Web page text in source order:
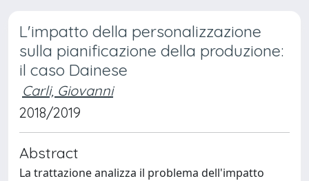
L'impatto della personalizzazione
sulla pianificazione della produzione:
il caso Dainese
Carli, Giovanni
2018/2019
Abstract
La trattazione analizza il problema dell'impatto